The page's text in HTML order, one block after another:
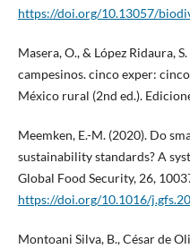
https://doi.org/10.13057/
Masera, O., & López Ridaura,
campesinos. cinco exper:
México rural (2nd ed.).
Meemken, E.-M. (2020). Do
sustainability standards? A
Global Food Security, 26,
https://doi.org/10.1016/
Montoani Silva, B., César de